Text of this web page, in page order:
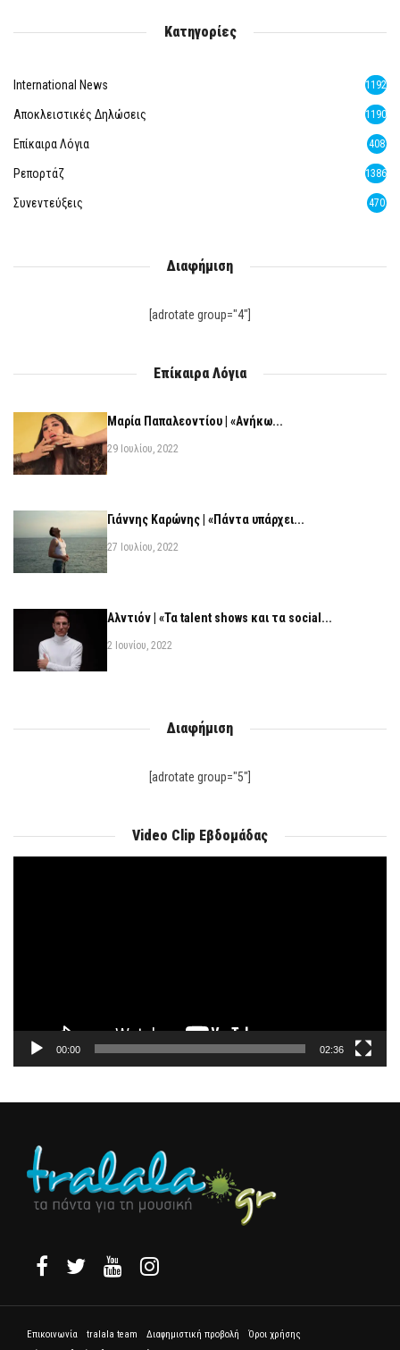
Κατηγορίες
International News 1192
Αποκλειστικές Δηλώσεις 1190
Επίκαιρα Λόγια 408
Ρεπορτάζ 1386
Συνεντεύξεις 470
Διαφήμιση
[adrotate group="4"]
Επίκαιρα Λόγια
Μαρία Παπαλεοντίου | «Ανήκω...
29 Ιουλίου, 2022
Γιάννης Καρώνης | «Πάντα υπάρχει...
27 Ιουλίου, 2022
Αλντιόν | «Τα talent shows και τα social...
2 Ιουνίου, 2022
Διαφήμιση
[adrotate group="5"]
Video Clip Εβδομάδας
00:00 02:36
Επικοινωνία tralala team Διαφημιστική προβολή
Όροι χρήσης